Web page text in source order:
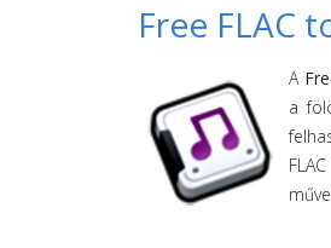
Free FLAC
A
a